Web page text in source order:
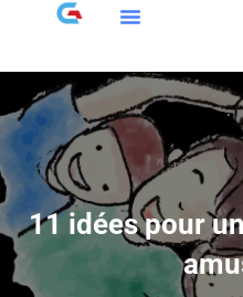
11 idées pour